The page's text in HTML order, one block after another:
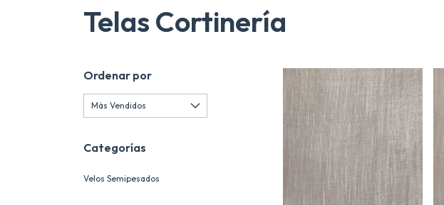
Telas Cortinería
Ordenar por
Categorías
Velos Semipesados